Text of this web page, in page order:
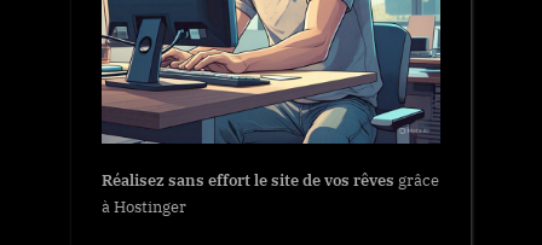
Réalisez sans effort le site de vos rêves grâce
à Hostinger